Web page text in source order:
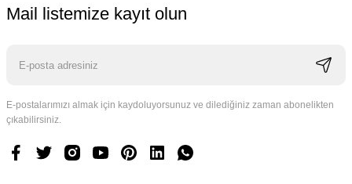
Mail listemize kayıt olun
E-postalarımızı almak için kaydoluyorsunuz ve dilediğiniz zaman abonelikten
çıkabilirsiniz.